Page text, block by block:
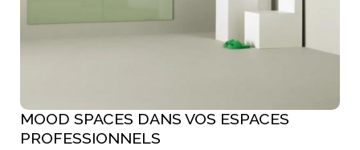
MOOD SPACES DANS VOS ESPACES
PROFESSIONNELS